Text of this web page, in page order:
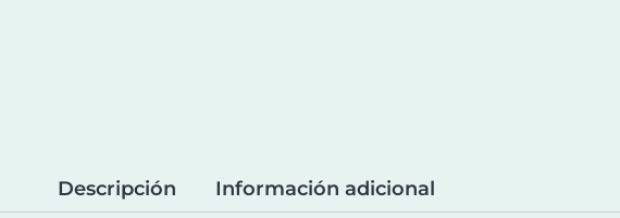
Descripción Información adicional